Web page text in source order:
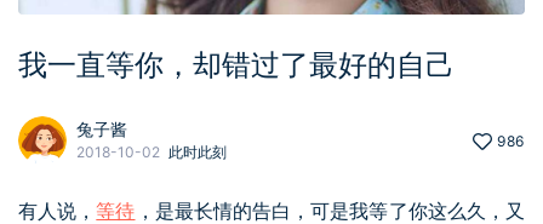
我一直等你，却错过了最好的自己
兔子酱
2018-10-02 此时此刻
986
有人说， 等待 ，是最长情的告白，可是我等了你这么久，又